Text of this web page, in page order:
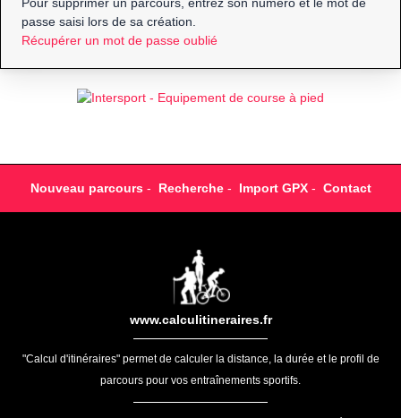
Pour supprimer un parcours, entrez son numéro et le mot de
passe saisi lors de sa création.
Récupérer un mot de passe oublié
Nouveau parcours- Recherche- Import GPX- Contact
www.calculitineraires.fr
"Calcul d'itinéraires" permet de calculer la distance, la durée et le profil de
parcours pour vos entraînements sportifs.